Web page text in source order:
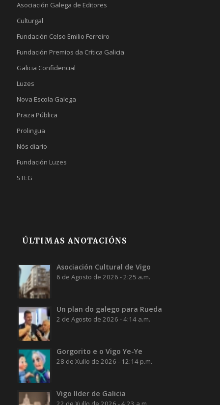
Asociación Galega de Editores
Culturgal
Fundación Celso Emilio Ferreiro
Fundación Premios da Crítica Galicia
Galicia Confidencial
Luzes
Nova Escola Galega
Praza Pública
Prolingua
Nós diario
Fundación Luzes
STEG
ÚLTIMAS ANOTACIÓNS
Asociación Cultural de Vigo
6 de Agosto de 2026 - 2:25 a.m.
Un plan do galego para Rueda
2 de Agosto de 2026 - 4:14 a.m.
Gorgorito e o Vigo Ye-Ye
28 de Xullo de 2026 - 12:14 p.m.
Vigo líder de Galicia